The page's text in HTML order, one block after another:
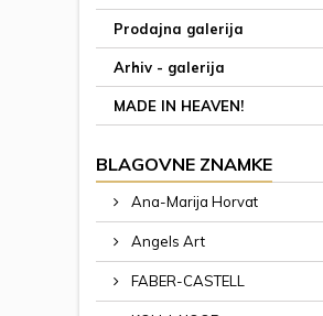
Prodajna galerija
Arhiv - galerija
MADE IN HEAVEN!
BLAGOVNE ZNAMKE
Ana-Marija Horvat
Angels Art
FABER-CASTELL